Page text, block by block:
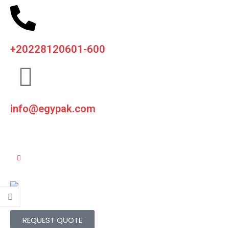
+20228120601-600
info@egypak.com
REQUEST QUOTE